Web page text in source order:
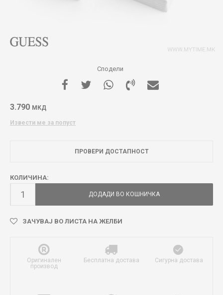
Сподели
3.790 МКД
Извести ме за попуст
ПРОВЕРИ ДОСТАПНОСТ
КОЛИЧИНА:
ДОДАДИ ВО КОШНИЧКА
ЗАЧУВАЈ ВО ЛИСТА НА ЖЕЛБИ
Оригинален
производ
Бесплатна достава Сигурна достава